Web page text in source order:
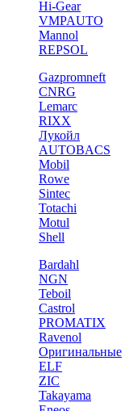
Hi-Gear
VMPAUTO
Mannol
REPSOL
Gazpromneft
CNRG
Lemarc
RIXX
Лукойл
AUTOBACS
Mobil
Rowe
Sintec
Totachi
Motul
Shell
Bardahl
NGN
Teboil
Castrol
PROMATIX
Ravenol
Оригинальные
ELF
ZIC
Takayama